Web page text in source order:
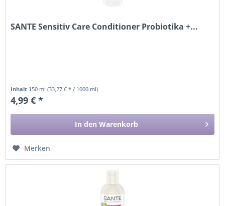
SANTE Sensitiv Care Conditioner Probiotika +...
Inhalt 150 ml(33,27 € * / 1000 ml)
4,99 € *
In den Warenkorb
Merken